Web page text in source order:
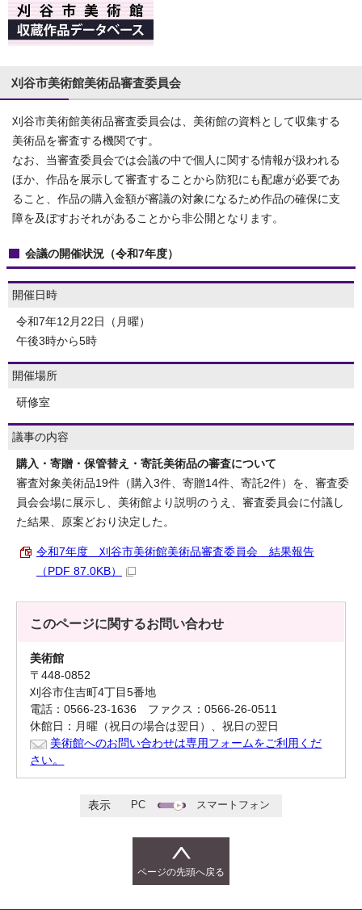
刈谷市美術館美術品審査委員会
刈谷市美術館美術品審査委員会は、美術館の資料として収集する
美術品を審査する機関です。
なお、当審査委員会では会議の中で個人に関する情報が扱われる
ほか、作品を展示して審査することから防犯にも配慮が必要であ
ること、作品の購入金額が審議の対象になるため作品の確保に支
障を及ぼすおそれがあることから非公開となります。
会議の開催状況（令和7年度）
開催日時
令和7年12月22日（月曜）
午後3時から5時
開催場所
研修室
議事の内容
購入・寄贈・保管替え・寄託美術品の審査について
審査対象美術品19件（購入3件、寄贈14件、寄託2件）を、審査委
員会会場に展示し、美術館より説明のうえ、審査委員会に付議し
た結果、原案どおり決定した。
令和7年度 刈谷市美術館美術品審査委員会 結果報告
（PDF 87.0KB）
このページに関するお問い合わせ
美術館
〒448-0852
刈谷市住吉町4丁目5番地
電話：0566-23-1636 ファクス：0566-26-0511
休館日：月曜（祝日の場合は翌日）、祝日の翌日
美術館へのお問い合わせは専用フォームをご利用くだ
さい。
表示 PC スマートフォン
ページの先頭へ戻る